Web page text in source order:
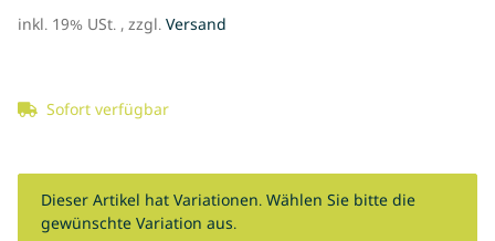
inkl. 19% USt. , zzgl. Versand
Sofort verfügbar
x
Dieser Artikel hat Variationen. Wählen Sie bitte die
gewünschte Variation aus.